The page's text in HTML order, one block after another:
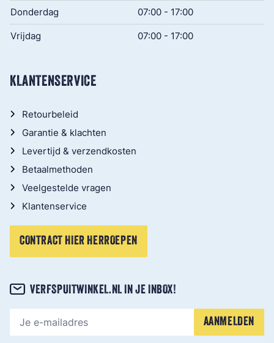
Donderdag 07:00 - 17:00
Vrijdag 07:00 - 17:00
KLANTENSERVICE
Retourbeleid
Garantie & klachten
Levertijd & verzendkosten
Betaalmethoden
Veelgestelde vragen
Klantenservice
CONTRACT HIER HERROEPEN
VERFSPUITWINKEL.NL IN JE INBOX!
AANMELDEN